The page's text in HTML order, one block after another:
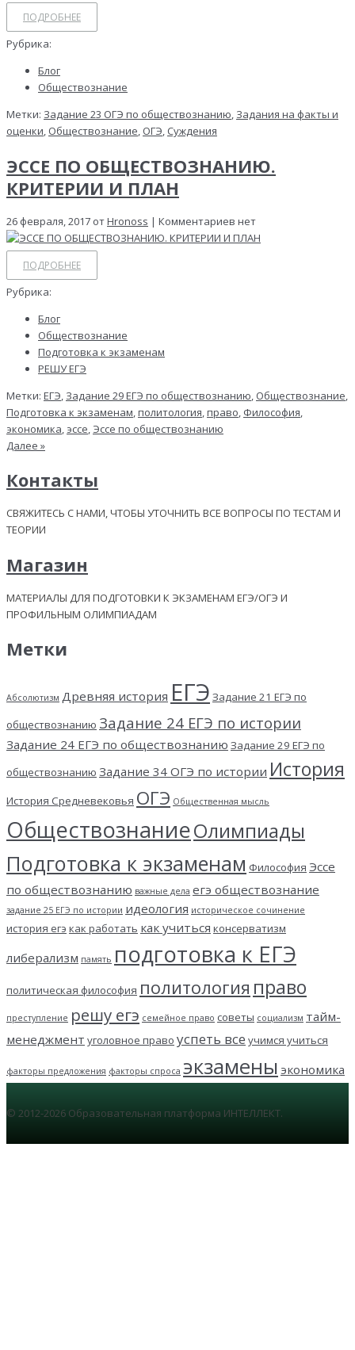
ПОДРОБНЕЕ
Рубрика:
Блог
Обществознание
Метки: Задание 23 ОГЭ по обществознанию, Задания на факты и
оценки, Обществознание, ОГЭ, Суждения
ЭССЕ ПО ОБЩЕСТВОЗНАНИЮ.
КРИТЕРИИ И ПЛАН
26 февраля, 2017 отHronoss | Комментариев нет
ПОДРОБНЕЕ
Рубрика:
Блог
Обществознание
Подготовка к экзаменам
РЕШУ ЕГЭ
Метки: ЕГЭ, Задание 29 ЕГЭ по обществознанию, Обществознание,
Подготовка к экзаменам,политология,право, Философия,
экономика, эссе, Эссе по обществознанию
Далее »
Контакты
СВЯЖИТЕСЬ С НАМИ, ЧТОБЫ УТОЧНИТЬ ВСЕ ВОПРОСЫ ПО ТЕСТАМ И
ТЕОРИИ
Магазин
МАТЕРИАЛЫ ДЛЯ ПОДГОТОВКИ К ЭКЗАМЕНАМ ЕГЭ/ОГЭ И
ПРОФИЛЬНЫМ ОЛИМПИАДАМ
Метки
Абсолютизм Древняя история ЕГЭ Задание 21 ЕГЭ по
обществознанию Задание 24 ЕГЭ по истории
Задание 24 ЕГЭ по обществознанию Задание 29 ЕГЭ по
обществознанию Задание 34 ОГЭ по истории История
История Средневековья ОГЭ Общественная мысль
ОбществознаниеОлимпиады
Подготовка к экзаменам Философия Эссе
по обществознанию важные дела егэ обществознание
задание 25 ЕГЭ по истории идеология историческое сочинение
история егэ как работать как учиться консерватизм
либерализм память подготовка к ЕГЭ
политическая философия политология право
преступление решу егэ семейное право советы социализм тайм-
менеджмент уголовное право успеть все учимся учиться
факторы предложения факторы спроса экзамены экономика
© 2012-2026 Образовательная платформа ИНТЕЛЛЕКТ.